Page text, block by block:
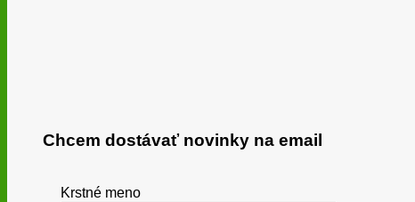
Chcem dostávať novinky na email
Krstné meno